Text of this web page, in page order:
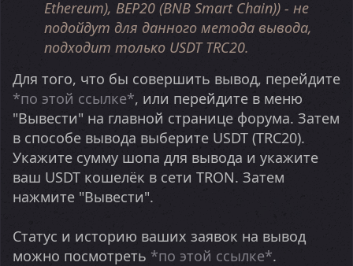
Ethereum), BEP20 (BNB Smart Chain)) - не
подойдут для данного метода вывода,
подходит только USDT TRC20.
Для того, что бы совершить вывод, перейдите
*по этой ссылке*, или перейдите в меню
"Вывести" на главной странице форума. Затем
в способе вывода выберите USDT (TRC20).
Укажите сумму шопа для вывода и укажите
ваш USDT кошелёк в сети TRON. Затем
нажмите "Вывести".
Статус и историю ваших заявок на вывод
можно посмотреть *по этой ссылке*.